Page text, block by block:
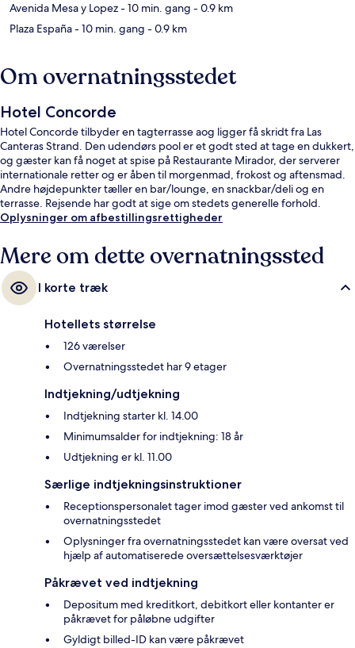
Avenida Mesa y Lopez- 10 min. gang - 0.9 km
Plaza España- 10 min. gang - 0.9 km
Om overnatningsstedet
Hotel Concorde
Hotel Concorde tilbyder en tagterrasse aog ligger få skridt fra Las
Canteras Strand. Den udendørs pool er et godt sted at tage en dukkert,
og gæster kan få noget at spise på Restaurante Mirador, der serverer
internationale retter og er åben til morgenmad, frokost og aftensmad.
Andre højdepunkter tæller en bar/lounge, en snackbar/deli og en
terrasse. Rejsende har godt at sige om stedets generelle forhold.
Oplysninger om afbestillingsrettigheder
Mere om dette overnatningssted
I korte træk
Hotellets størrelse
126 værelser
Overnatningsstedet har 9 etager
Indtjekning/udtjekning
Indtjekning starter kl. 14.00
Minimumsalder for indtjekning: 18 år
Udtjekning er kl. 11.00
Særlige indtjekningsinstruktioner
Receptionspersonalet tager imod gæster ved ankomst til
overnatningsstedet
Oplysninger fra overnatningsstedet kan være oversat ved
hjælp af automatiserede oversættelsesværktøjer
Påkrævet ved indtjekning
Depositum med kreditkort, debitkort eller kontanter er
påkrævet for påløbne udgifter
Gyldigt billed-ID kan være påkrævet